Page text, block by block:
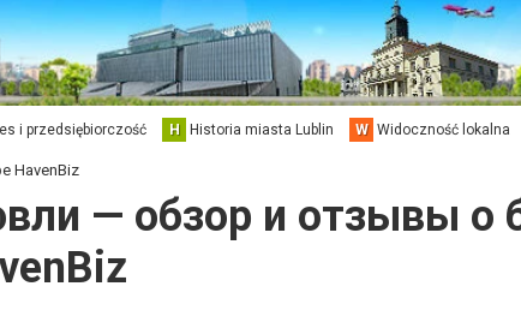
i przedsiębiorczość H Historia miasta Lublin W Widoczność lokalna
HavenBiz
— обзор и отзывы о